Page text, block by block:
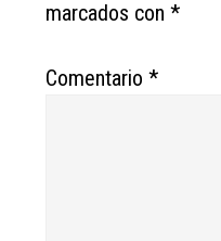
marcados con*
Comentario*